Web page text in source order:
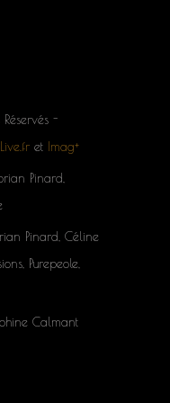
-
et Imag+
Pinard,
Pinard, Céline
Purepeole,
Calmant